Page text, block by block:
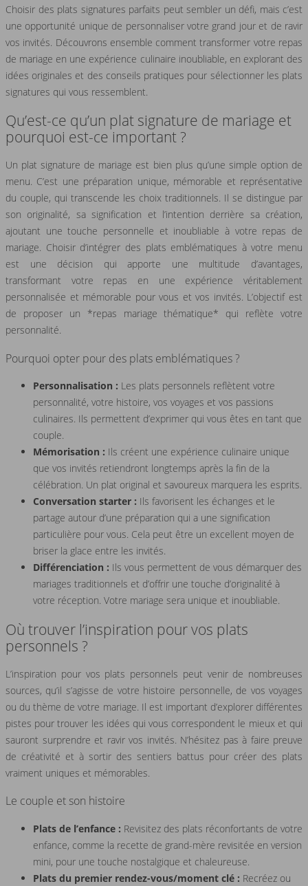
Choisir des plats signatures parfaits peut sembler un défi, mais c’est
une opportunité unique de personnaliser votre grand jour et de ravir
vos invités. Découvrons ensemble comment transformer votre repas
de mariage en une expérience culinaire inoubliable, en explorant des
idées originales et des conseils pratiques pour sélectionner les plats
signatures qui vous ressemblent.
Qu’est-ce qu’un plat signature de mariage et
pourquoi est-ce important ?
Un plat signature de mariage est bien plus qu’une simple option de
menu. C’est une préparation unique, mémorable et représentative
du couple, qui transcende les choix traditionnels. Il se distingue par
son originalité, sa signification et l’intention derrière sa création,
ajoutant une touche personnelle et inoubliable à votre repas de
mariage. Choisir d’intégrer des plats emblématiques à votre menu
est une décision qui apporte une multitude d’avantages,
transformant votre repas en une expérience véritablement
personnalisée et mémorable pour vous et vos invités. L’objectif est
de proposer un *repas mariage thématique* qui reflète votre
personnalité.
Pourquoi opter pour des plats emblématiques ?
Personnalisation : Les plats personnels reflètent votre
personnalité, votre histoire, vos voyages et vos passions
culinaires. Ils permettent d’exprimer qui vous êtes en tant que
couple.
Mémorisation : Ils créent une expérience culinaire unique
que vos invités retiendront longtemps après la fin de la
célébration. Un plat original et savoureux marquera les esprits.
Conversation starter : Ils favorisent les échanges et le
partage autour d’une préparation qui a une signification
particulière pour vous. Cela peut être un excellent moyen de
briser la glace entre les invités.
Différenciation : Ils vous permettent de vous démarquer des
mariages traditionnels et d’offrir une touche d’originalité à
votre réception. Votre mariage sera unique et inoubliable.
Où trouver l’inspiration pour vos plats
personnels ?
L’inspiration pour vos plats personnels peut venir de nombreuses
sources, qu’il s’agisse de votre histoire personnelle, de vos voyages
ou du thème de votre mariage. Il est important d’explorer différentes
pistes pour trouver les idées qui vous correspondent le mieux et qui
sauront surprendre et ravir vos invités. N’hésitez pas à faire preuve
de créativité et à sortir des sentiers battus pour créer des plats
vraiment uniques et mémorables.
Le couple et son histoire
Plats de l’enfance : Revisitez des plats réconfortants de votre
enfance, comme la recette de grand-mère revisitée en version
mini, pour une touche nostalgique et chaleureuse.
Plats du premier rendez-vous/moment clé : Recréez ou